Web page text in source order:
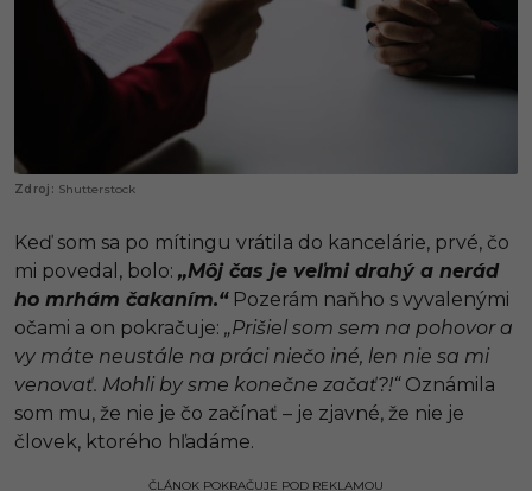
Shutterstock
Keď som sa po mítingu vrátila do kancelárie, prvé, čo
mi povedal, bolo: „Môj čas je veľmi drahý a nerád
ho mrhám čakaním.“Pozerám naňho s vyvalenými
očami a on pokračuje: „Prišiel som sem na pohovor a
vy máte neustále na práci niečo iné, len nie sa mi
venovať. Mohli by sme konečne začať?!“ Oznámila
som mu, že nie je čo začínať – je zjavné, že nie je
človek, ktorého hľadáme.
ČLÁNOK POKRAČUJE POD REKLAMOU